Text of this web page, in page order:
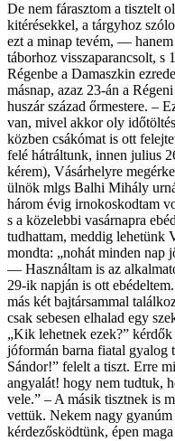
De nem fárasztom a tisztelt
kitérésekkel, a tárgyhoz
ezt a minap tevém, —
táborhoz visszaparancsolt, s
Régenbe a Damaszkin
másnap, azaz 23-án a
huszár század őrmestere. –
van, mivel akkor oly
közben csákómat is ott
felé hátráltunk, innen julius
kérem), Vásárhelyre
ülnök mlgs Balhi Mihály
három évig irnokoskodtam
s a közelebbi vasárnapra
tudhattam, meddig lehetünk
mondta: „nohát minden nap
— Használtam is az
29-ik napján is ott
más két bajtársammal
csak sebesen elhalad egy
„Kik lehetnek ezek?”
jóformán barna fiatal
Sándor!” felelt a tiszt. Erre
angyalát! hogy nem tudtuk,
vele.” – A másik tisztnek is
vettük. Nekem nagy
kérdezősködtünk, épen